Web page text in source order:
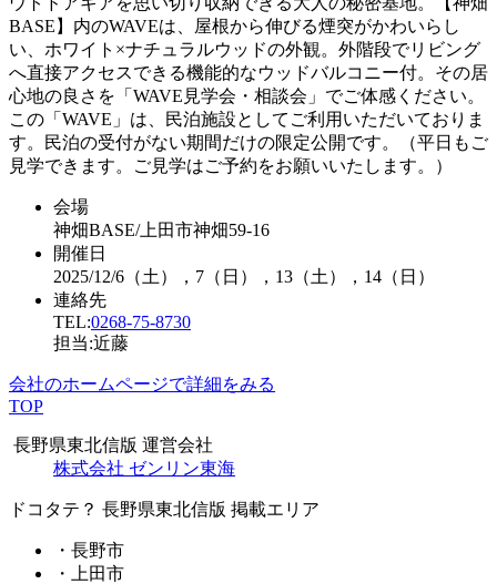
BASE】内のWAVEは、屋根から伸びる煙突がかわいらし
い、ホワイト×ナチュラルウッドの外観。外階段でリビング
へ直接アクセスできる機能的なウッドバルコニー付。その居
心地の良さを「WAVE見学会・相談会」でご体感ください。
この「WAVE」は、民泊施設としてご利用いただいておりま
す。民泊の受付がない期間だけの限定公開です。（平日もご
見学できます。ご見学はご予約をお願いいたします。）
会場
神畑BASE/上田市神畑59-16
開催日
2025/12/6（土），7（日），13（土），14（日）
連絡先
TEL:0268-75-8730
担当:近藤
会社のホームページで詳細をみる
TOP
長野県東北信版 運営会社
株式会社 ゼンリン東海
ドコタテ？ 長野県東北信版 掲載エリア
・長野市
・上田市